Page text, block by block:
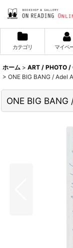
カテゴリ マイペ
ホーム > ART / PHOTO /
> ONE BIG BANG / Adel
ONE BIG